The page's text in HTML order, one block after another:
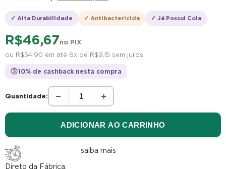
✓ Já Possui Cola
R$ 46,67
R$ 54,90 em até 6x de R$ 9,15
$
+
ADICIONAR AO CARRINHO
Direto da Fábrica:
saiba mais